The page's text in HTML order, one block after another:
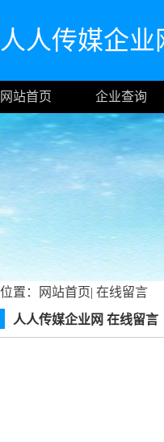
人人传媒企业
网站首页 企业查询
位置： 网站首页| 在线留言
人人传媒企业网 在线留言